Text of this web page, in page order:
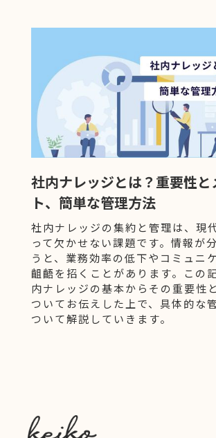
社内ナレッジとは？重要性と
ト、簡単な管理方法
社内ナレッジの集約と管理は、現
って欠かせない課題です。情報が
うと、業務効率の低下やコミュニ
齟齬を招くことがあります。この
内ナレッジの基本からその重要性
ついてお伝えした上で、具体的な
ついて解説していきます。